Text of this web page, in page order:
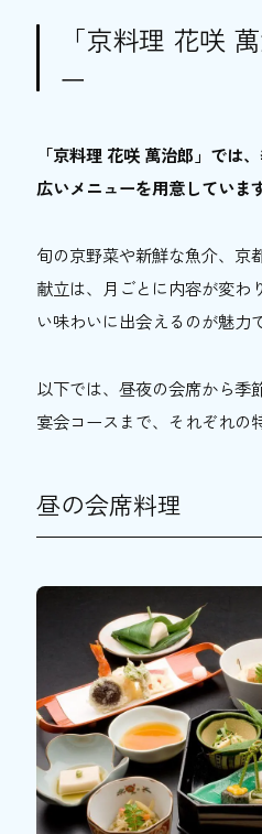
「京料理 花咲
ー
「京料理 花咲 萬治郎」では
広いメニューを用意していま
旬の京野菜や新鮮な魚介、京
献立は、月ごとに内容が変わ
い味わいに出会えるのが魅力
以下では、昼夜の会席から季
宴会コースまで、それぞれの
昼の会席料理